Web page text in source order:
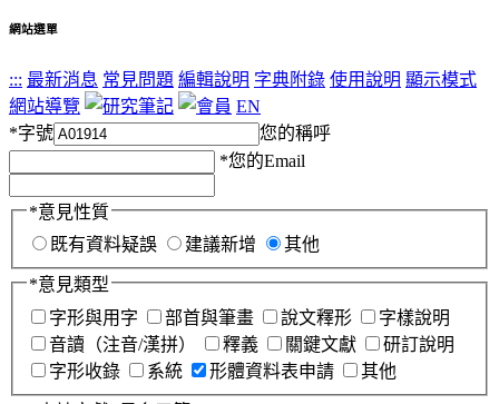
網站選單
::: 最新消息 常見問題 編輯說明 字典附錄 使用說明 顯示模式
網站導覽
EN
*字號
您的稱呼
*您的Email
*意見性質
既有資料疑誤
建議新增 其他
*意見類型
字形與用字
部首與筆畫 說文釋形
字樣說明
音讀（注音/漢拼）
釋義 關鍵文獻
研訂說明
字形收錄
系統 形體資料表申請 其他